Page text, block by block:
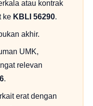
atau kontrak
ke KBLI 56290.
akhir.
UMK,
relevan
.
erat dengan